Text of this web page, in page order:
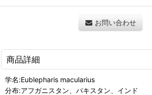
お問い合わせ
商品詳細
学名:Eublepharis macularius
分布:アフガニスタン、パキスタン、インド